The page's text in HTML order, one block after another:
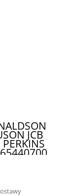
JCB